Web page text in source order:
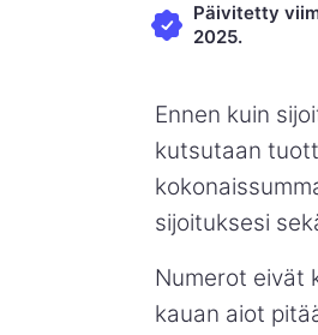
Päivitetty
2025.
Ennen kuin
kutsutaan
sijoituksesi
Numerot eivät
kauan aiot